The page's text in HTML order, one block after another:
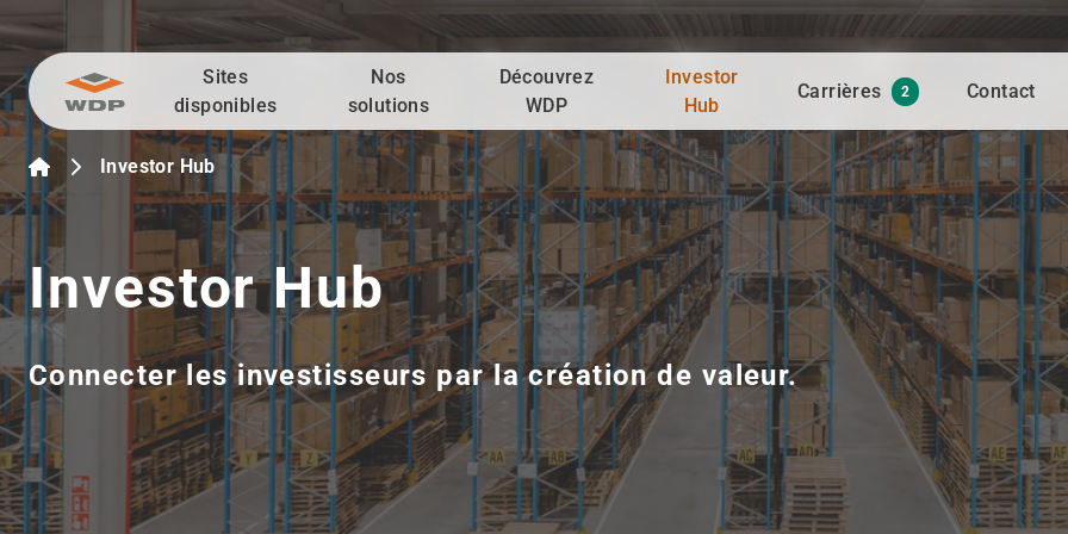
Allez au contenu
Sites
disponibles
Nos
solutions
Découvrez
WDP
Investor
Hub
Carrières 2 Contact
Investor Hub
Investor Hub
Connecter les investisseurs par la création de valeur.